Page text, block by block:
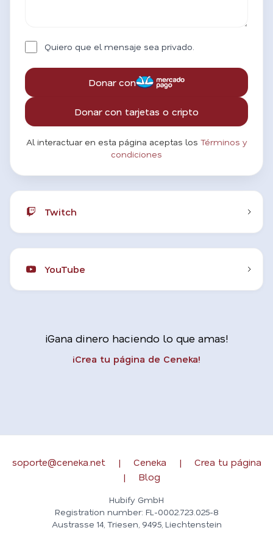
Quiero que el mensaje sea privado.
Donar con
Donar con tarjetas o cripto
Al interactuar en esta página aceptas los Términos y
condiciones
Twitch
YouTube
¡Gana dinero haciendo lo que amas!
¡Crea tu página de Ceneka!
soporte@ceneka.net | Ceneka |
Crea tu página
|
Blog
Hubify GmbH
Registration number: FL-0002.723.025-8
Austrasse 14, Triesen, 9495, Liechtenstein